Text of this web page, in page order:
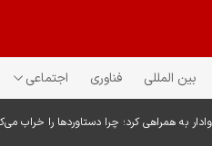
بین المللی فناوری اجتماعی
به همراهی کرد؛ چرا دستاوردها را خراب